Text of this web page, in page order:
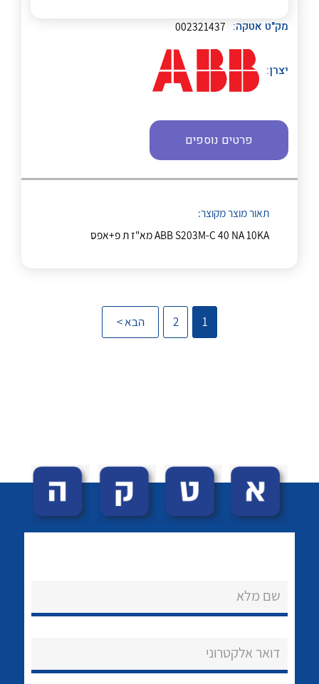
נקודות מכירה
הצוות שלנו
שאלות ותשובות
שירותי תמיכה
לכל מוצרי היצרן
מק"ט אטקה: 002321437
יצרן:
פרטים נוספים
תאור מוצר מקוצר:
ABB S203M-C 40 NA 10KA מא"ז ת פ+אפס
1
2 הבא >
שם מלא
דואר אלקטרוני